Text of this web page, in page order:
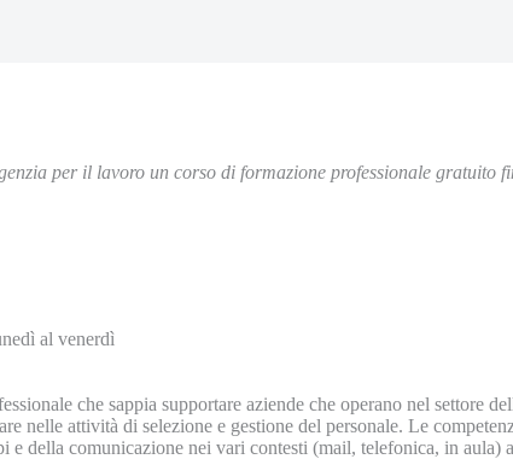
per il lavoro un corso di formazione professionale gratuito
al venerdì
che sappia supportare aziende che operano nel settore
nelle attività di selezione e gestione del personale. Le
della comunicazione nei vari contesti (mail, telefonica, in aula)